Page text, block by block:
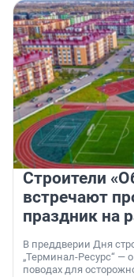
Строители
встречают
праздник на
В преддверии Дня
„Терминал-Ресурс“ —
поводах для